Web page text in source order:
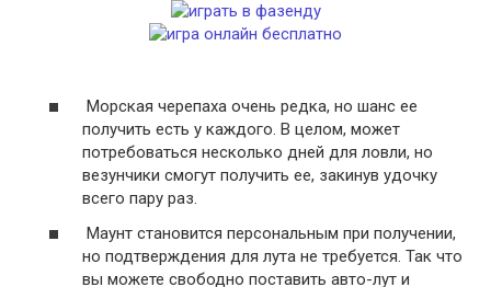
Морская черепаха очень редка, но шанс ее
получить есть у каждого. В целом, может
потребоваться несколько дней для ловли, но
везунчики смогут получить ее, закинув удочку
всего пару раз.
Маунт становится персональным при получении,
но подтверждения для лута не требуется. Так что
вы можете свободно поставить авто-лут и